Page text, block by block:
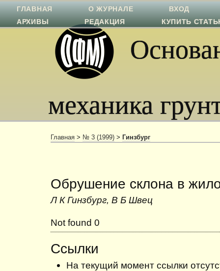
механика
ГЛАВНАЯ О ЖУРНАЛЕ
ВХОД
АРХИВЫ
РЕДАКЦИЯ КУПИТЬ
Главная > № 3 (1999) > Гинзбург
Обрушение склона в
Л К Гинзбург, В Б Швец
Not found 0
Ссылки
На текущий момент ссылки